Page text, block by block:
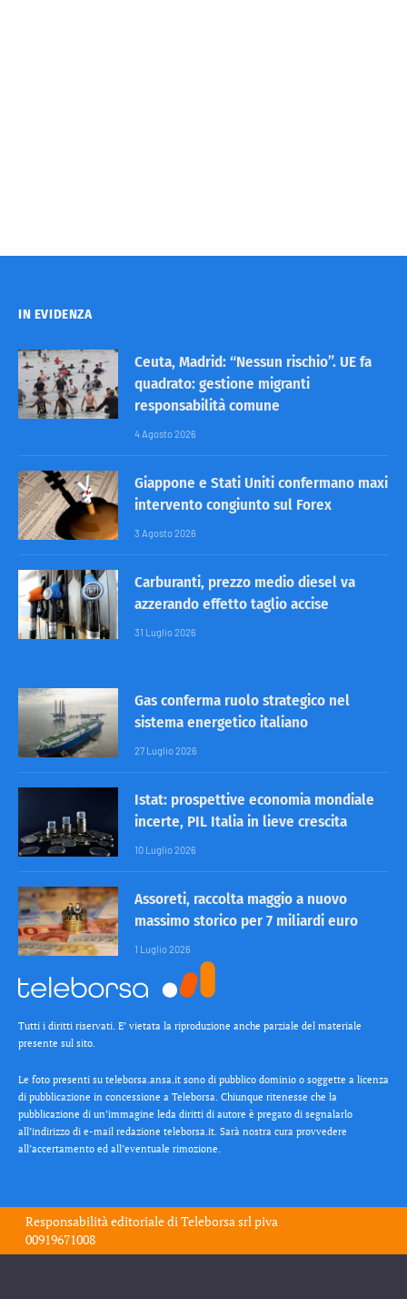
IN EVIDENZA
Ceuta, Madrid: “Nessun rischio”. UE fa
quadrato: gestione migranti
responsabilità comune
4 Agosto 2026
Giappone e Stati Uniti confermano maxi
intervento congiunto sul Forex
3 Agosto 2026
Carburanti, prezzo medio diesel va
azzerando effetto taglio accise
31 Luglio 2026
Gas conferma ruolo strategico nel
sistema energetico italiano
27 Luglio 2026
Istat: prospettive economia mondiale
incerte, PIL Italia in lieve crescita
10 Luglio 2026
Assoreti, raccolta maggio a nuovo
massimo storico per 7 miliardi euro
1 Luglio 2026
Tutti i diritti riservati. E’ vietata la riproduzione anche parziale del materiale
presente sul sito.
Le foto presenti su teleborsa.ansa.it sono di pubblico dominio o soggette a licenza
di pubblicazione in concessione a Teleborsa. Chiunque ritenesse che la
pubblicazione di un’immagine leda diritti di autore è pregato di segnalarlo
all’indirizzo di e-mail redazione teleborsa.it. Sarà nostra cura provvedere
all’accertamento ed all’eventuale rimozione.
Responsabilità editoriale diTeleborsa srl piva
00919671008